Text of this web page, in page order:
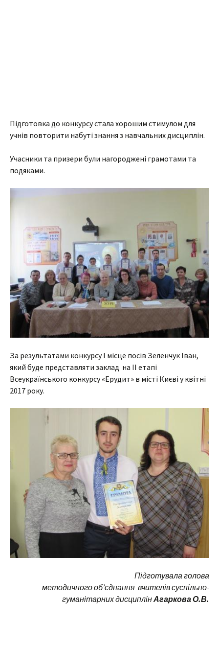
Підготовка до конкурсу стала хорошим стимулом для
учнів повторити набуті знання з навчальних дисциплін.
Учасники та призери були нагороджені грамотами та
подяками.
За результатами конкурсу І місце посів Зеленчук Іван,
який буде представляти заклад на ІІ етапі
Всеукраїнського конкурсу «Ерудит» в місті Києві у квітні
2017 року.
Підготувала голова
методичного об’єднання вчителів суспільно-
гуманітарних дисциплінАгаркова О.В.